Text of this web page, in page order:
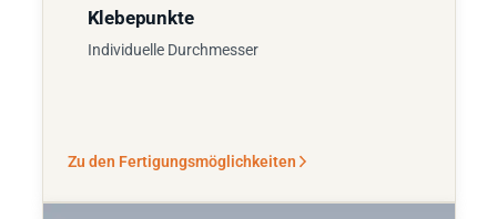
Klebepunkte
Individuelle Durchmesser
Zu den Fertigungsmöglichkeiten